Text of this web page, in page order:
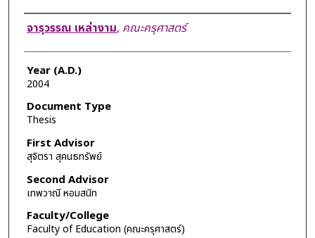
Author
จารุวรรณ เหล่างาม, คณะครุศาสตร์
Year (A.D.)
2004
Document Type
Thesis
First Advisor
สุจิตรา สุคนธทรัพย์
Second Advisor
เทพวาณี หอมสนิท
Faculty/College
Faculty of Education (คณะครุศาสตร์)